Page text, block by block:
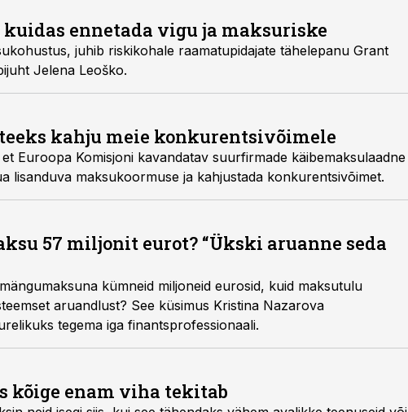
ennetada vigu ja maksuriske
juhib riskikohale raamatupidajate tähelepanu Grant
Jelena Leoško.
kahju meie konkurentsivõimele
Euroopa Komisjoni kavandatav suurfirmade käibemaksulaadne
lisanduva maksukoormuse ja kahjustada konkurentsivõimet.
57 miljonit eurot? “Ükski aruanne seda
kümneid miljoneid eurosid, kuid maksutulu
aruandlust? See küsimus Kristina Nazarova
tegema iga finantsprofessionaali.
kõige enam viha tekitab